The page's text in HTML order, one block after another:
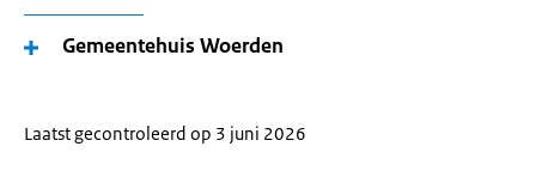
Gemeentehuis Woerden
Laatst gecontroleerd op 3 juni 2026